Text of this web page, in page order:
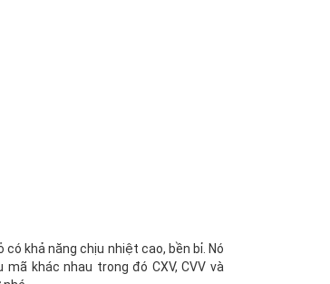
khả năng chịu nhiệt cao, bền bỉ. Nó
khác nhau trong đó CXV, CVV và